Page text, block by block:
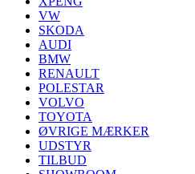
VW
SKODA
AUDI
BMW
RENAULT
POLESTAR
VOLVO
TOYOTA
ØVRIGE MÆRKER
UDSTYR
TILBUD